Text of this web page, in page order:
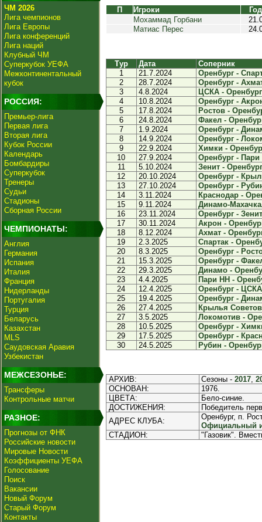
ЧМ 2026
Лига чемпионов
Лига Европы
Лига конференций
Лига наций
Клубный ЧМ
Суперкубок УЕФА
Межконтинентальный
кубок
РОССИЯ:
Премьер-лига
Первая лига
Вторая лига
Кубок России
Календарь
Бомбардиры
Суперкубок
Тренеры
Судьи
Стадионы
Сборная России
ЧЕМПИОНАТЫ:
Англия
Германия
Испания
Италия
Франция
Нидерланды
Португалия
Турция
Беларусь
Казахстан
MLS
Саудовская Аравия
Узбекистан
МЕЖСЕЗОНЬЕ:
Трансферы
Контрольные матчи
РАЗНОЕ:
Прогнозы от ФНК
Российские новости
Мировые Новости
Коэффициенты УЕФА
Голосование
Поиск
Вакансии
Новый Форум
Старый Форум
Контакты
П Игроки
Мохаммад Горбани
Матиас Перес
Тур Дата
Соперник
1
21.7.2024
Оренбург -
2
28.7.2024
Оренбург -
3
4.8.2024
ЦСКА -
4
10.8.2024
Оренбург -
5
17.8.2024
Ростов -
6
24.8.2024
Факел -
7
1.9.2024
Оренбург -
8
14.9.2024
Оренбург -
9
22.9.2024
Химки -
10
27.9.2024
Оренбург - Пари
11
5.10.2024
Зенит -
12
20.10.2024
Оренбург -
13
27.10.2024
Оренбург -
14
3.11.2024
Краснодар -
15
9.11.2024
Динамо-
16
23.11.2024
Оренбург -
17
30.11.2024
Акрон -
18
8.12.2024
Ахмат -
19
2.3.2025
Спартак -
20
8.3.2025
Оренбург -
21
15.3.2025
Оренбург -
22
29.3.2025
Динамо -
23
4.4.2025
Пари НН -
24
12.4.2025
Оренбург -
25
19.4.2025
Оренбург -
26
27.4.2025
Крылья
27
3.5.2025
Локомотив -
28
10.5.2025
Оренбург -
29
17.5.2025
Оренбург -
30
24.5.2025 Рубин -
АРХИВ: Сезоны - 2017,
ОСНОВАН:
1976.
ЦВЕТА:
Бело-синие.
ДОСТИЖЕНИЯ:
Победитель
АДРЕС КЛУБА:
Оренбург, п.
Официальный
СТАДИОН:
"Газовик".